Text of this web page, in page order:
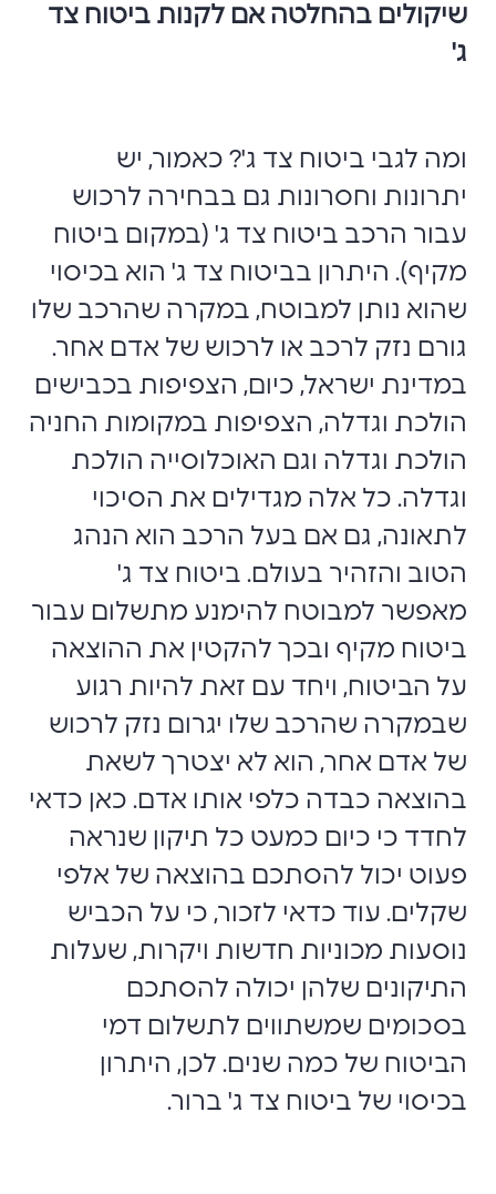
שיקולים בהחלטה אם לקנות ביטוח צד
ג'
ומה לגבי ביטוח צד ג'? כאמור, יש
יתרונות וחסרונות גם בבחירה לרכוש
עבור הרכב ביטוח צד ג' (במקום ביטוח
מקיף). היתרון בביטוח צד ג' הוא בכיסוי
שהוא נותן למבוטח, במקרה שהרכב שלו
גורם נזק לרכב או לרכוש של אדם אחר.
במדינת ישראל, כיום, הצפיפות בכבישים
הולכת וגדלה, הצפיפות במקומות החניה
הולכת וגדלה וגם האוכלוסייה הולכת
וגדלה. כל אלה מגדילים את הסיכוי
לתאונה, גם אם בעל הרכב הוא הנהג
הטוב והזהיר בעולם. ביטוח צד ג'
מאפשר למבוטח להימנע מתשלום עבור
ביטוח מקיף ובכך להקטין את ההוצאה
על הביטוח, ויחד עם זאת להיות רגוע
שבמקרה שהרכב שלו יגרום נזק לרכוש
של אדם אחר, הוא לא יצטרך לשאת
בהוצאה כבדה כלפי אותו אדם. כאן כדאי
לחדד כי כיום כמעט כל תיקון שנראה
פעוט יכול להסתכם בהוצאה של אלפי
שקלים. עוד כדאי לזכור, כי על הכביש
נוסעות מכוניות חדשות ויקרות, שעלות
התיקונים שלהן יכולה להסתכם
בסכומים שמשתווים לתשלום דמי
הביטוח של כמה שנים. לכן, היתרון
בכיסוי של ביטוח צד ג' ברור.